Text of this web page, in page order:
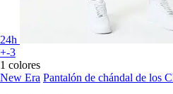
24h
+-3
1 colores
New Era Pantalón de chándal de los